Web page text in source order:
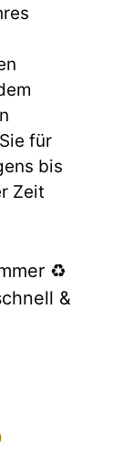
für
bis
Zeit
♻️
&